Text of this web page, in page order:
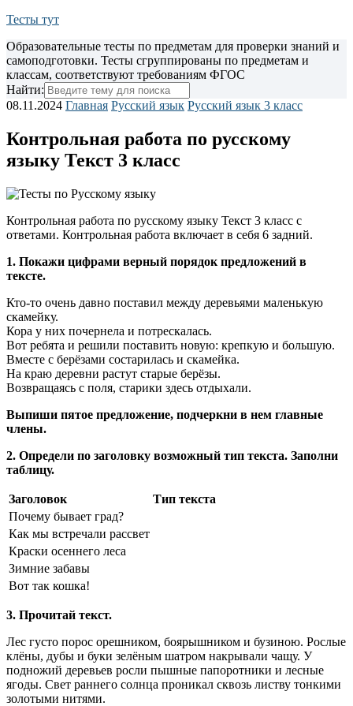
Тесты тут
Образовательные тесты по предметам для проверки знаний и
самоподготовки. Тесты сгруппированы по предметам и
классам, соответствуют требованиям ФГОС
Найти:
08.11.2024 Главная Русский язык Русский язык 3 класс
Контрольная работа по русскому
языку Текст 3 класс
Контрольная работа по русскому языку Текст 3 класс с
ответами. Контрольная работа включает в себя 6 задний.
1. Покажи цифрами верный порядок предложений в
тексте.
Кто-то очень давно поставил между деревьями маленькую
скамейку.
Кора у них почернела и потрескалась.
Вот ребята и решили поставить новую: крепкую и большую.
Вместе с берёзами состарилась и скамейка.
На краю деревни растут старые берёзы.
Возвращаясь с поля, старики здесь отдыхали.
Выпиши пятое предложение, подчеркни в нем главные
члены.
2. Определи по заголовку возможный тип текста. Заполни
таблицу.
Заголовок
Тип текста
Почему бывает град?
Как мы встречали рассвет
Краски осеннего леса
Зимние забавы
Вот так кошка!
3. Прочитай текст.
Лес густо порос орешником, боярышником и бу­зиною. Рослые
клёны, дубы и буки зелёным шатром накрывали чащу. У
подножий деревьев росли пыш­ные папоротники и лесные
ягоды. Свет раннего солн­ца проникал сквозь листву тонкими
золотыми нитями.